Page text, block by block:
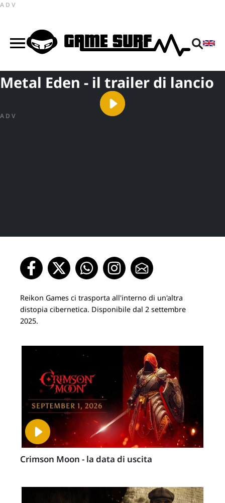
ADV
Metal Eden - il trailer di lancio
ADV
Reikon Games ci trasporta all'interno di un'altra
distopia cibernetica. Disponibile dal 2 settembre
2025.
Crimson Moon - la data di uscita